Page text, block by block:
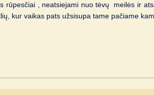
rūpesčiai , neatsiejami nuo tėvų meilės ir
kur vaikas pats užsisupa tame pačiame